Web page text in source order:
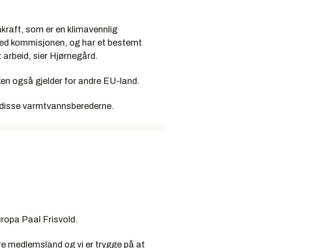
som er en klimavennlig
kommisjonen, og har et bestemt
sier Hjørnegård.
også gjelder for andre EU-land.
varmtvannsberederne.
Paal Frisvold.
medlemsland og vi er trygge på at